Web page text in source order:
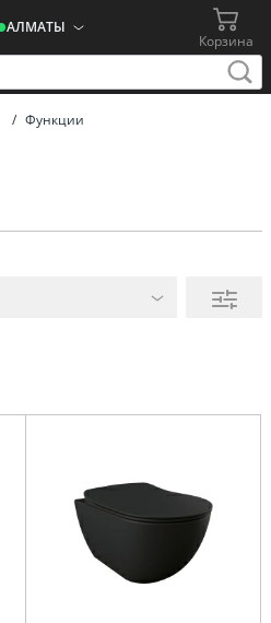
АЛМАТЫ
Корзина
/ Функции